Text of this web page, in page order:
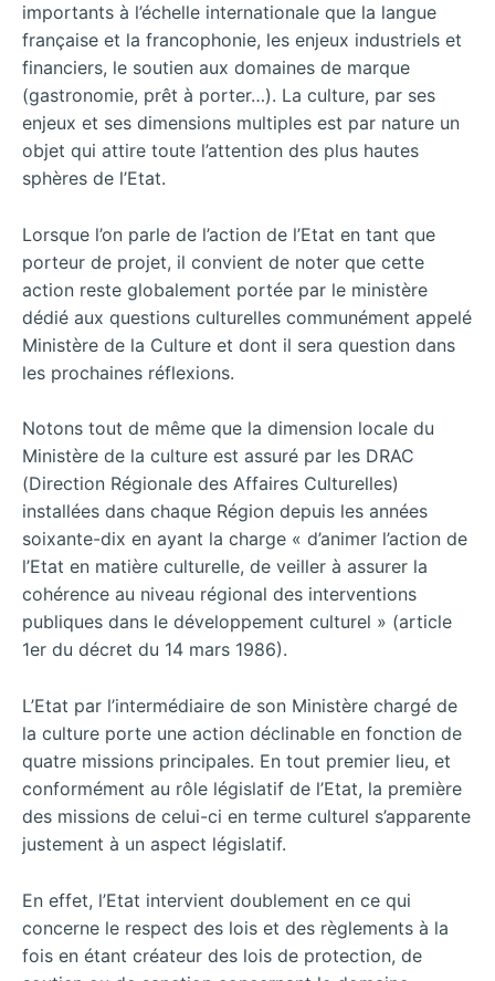
importants à l’échelle internationale que la langue
française et la francophonie, les enjeux industriels et
financiers, le soutien aux domaines de marque
(gastronomie, prêt à porter…). La culture, par ses
enjeux et ses dimensions multiples est par nature un
objet qui attire toute l’attention des plus hautes
sphères de l’Etat.
Lorsque l’on parle de l’action de l’Etat en tant que
porteur de projet, il convient de noter que cette
action reste globalement portée par le ministère
dédié aux questions culturelles communément appelé
Ministère de la Culture et dont il sera question dans
les prochaines réflexions.
Notons tout de même que la dimension locale du
Ministère de la culture est assuré par les DRAC
(Direction Régionale des Affaires Culturelles)
installées dans chaque Région depuis les années
soixante-dix en ayant la charge « d’animer l’action de
l’Etat en matière culturelle, de veiller à assurer la
cohérence au niveau régional des interventions
publiques dans le développement culturel » (article
1er du décret du 14 mars 1986).
L’Etat par l’intermédiaire de son Ministère chargé de
la culture porte une action déclinable en fonction de
quatre missions principales. En tout premier lieu, et
conformément au rôle législatif de l’Etat, la première
des missions de celui-ci en terme culturel s’apparente
justement à un aspect législatif.
En effet, l’Etat intervient doublement en ce qui
concerne le respect des lois et des règlements à la
fois en étant créateur des lois de protection, de